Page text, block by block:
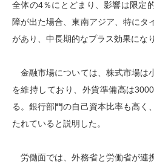
全体の4％にとどまり、影響は限定
障が出た場合、東南アジア、特にタ
があり、中長期的なプラス効果にな
金融市場については、株式市場は
を維持しており、外貨準備高は
る。銀行部門の自己資本比率も高く
たれていると説明した。
労働面では、外務省と労働省が連